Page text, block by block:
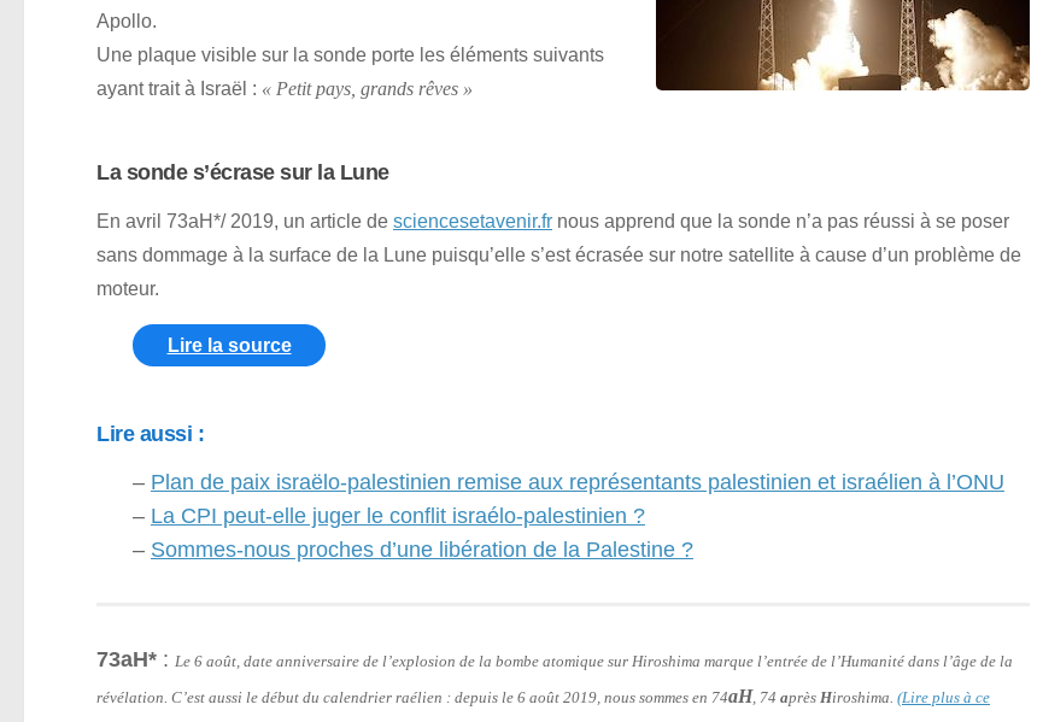
Apollo.
Une plaque visible sur la sonde porte les éléments suivants
ayant trait à Israël : « Petit pays, grands rêves »
La sonde s’écrase sur la Lune
En avril 73aH*/ 2019, un article de sciencesetavenir.fr nous apprend que la sonde n’a pas réussi à se poser
sans dommage à la surface de la Lune puisqu’elle s’est écrasée sur notre satellite à cause d’un problème de
moteur.
Lire la source
Lire aussi :
– Plan de paix israëlo-palestinien remise aux représentants palestinien et israélien à l’ONU
– La CPI peut-elle juger le conflit israélo-palestinien ?
– Sommes-nous proches d’une libération de la Palestine ?
73aH* : Le 6 août, date anniversaire de l’explosion de la bombe atomique sur Hiroshima marque l’entrée de l’Humanité dans l’âge de la
révélation. C’est aussi le début du calendrier raélien : depuis le 6 août 2019, nous sommes en 74aH, 74 après Hiroshima. (Lire plus à ce